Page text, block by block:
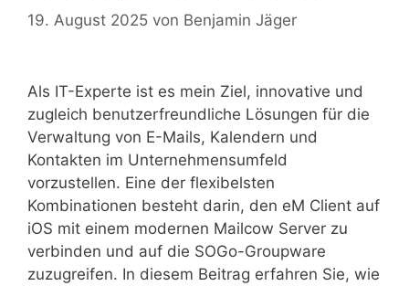
19. August 2025 von Benjamin Jäger
Als IT-Experte ist es mein Ziel, innovative und
zugleich benutzerfreundliche Lösungen für die
Verwaltung von E-Mails, Kalendern und
Kontakten im Unternehmensumfeld
vorzustellen. Eine der flexibelsten
Kombinationen besteht darin, den eM Client auf
iOS mit einem modernen Mailcow Server zu
verbinden und auf die SOGo-Groupware
zuzugreifen. In diesem Beitrag erfahren Sie, wie